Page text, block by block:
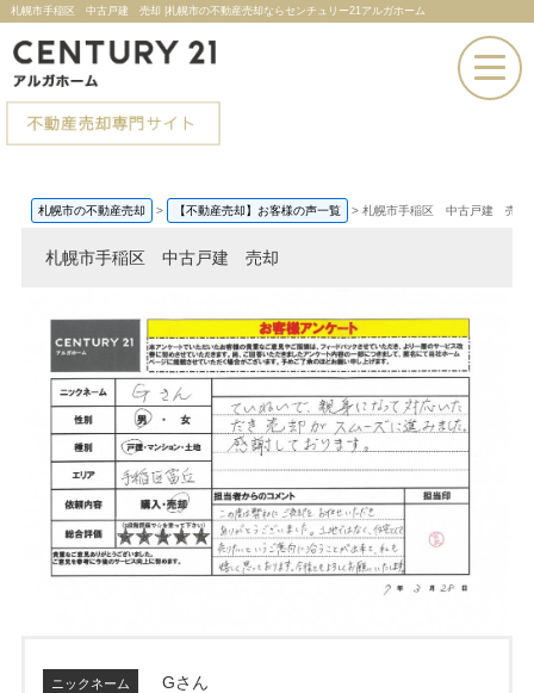
札幌市手稲区 中古戸建 売却 |札幌市の不動産売却ならセンチュリー21アルガホーム
売った後も
札幌市の不動産売却 > 【不動産売却】お客様の声一覧 > 札幌市手稲区 中古戸建 売却
札幌市手稲区 中古戸建 売却
Gさん